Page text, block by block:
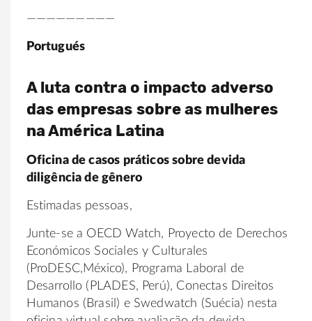
—————————
Portugués
A luta contra o impacto adverso
das empresas sobre as mulheres
na América Latina
Oficina de casos práticos sobre devida
diligência de gênero
Estimadas pessoas,
Junte-se a OECD Watch, Proyecto de Derechos
Económicos Sociales y Culturales
(ProDESC,México), Programa Laboral de
Desarrollo (PLADES, Perú), Conectas Direitos
Humanos (Brasil) e Swedwatch (Suécia) nesta